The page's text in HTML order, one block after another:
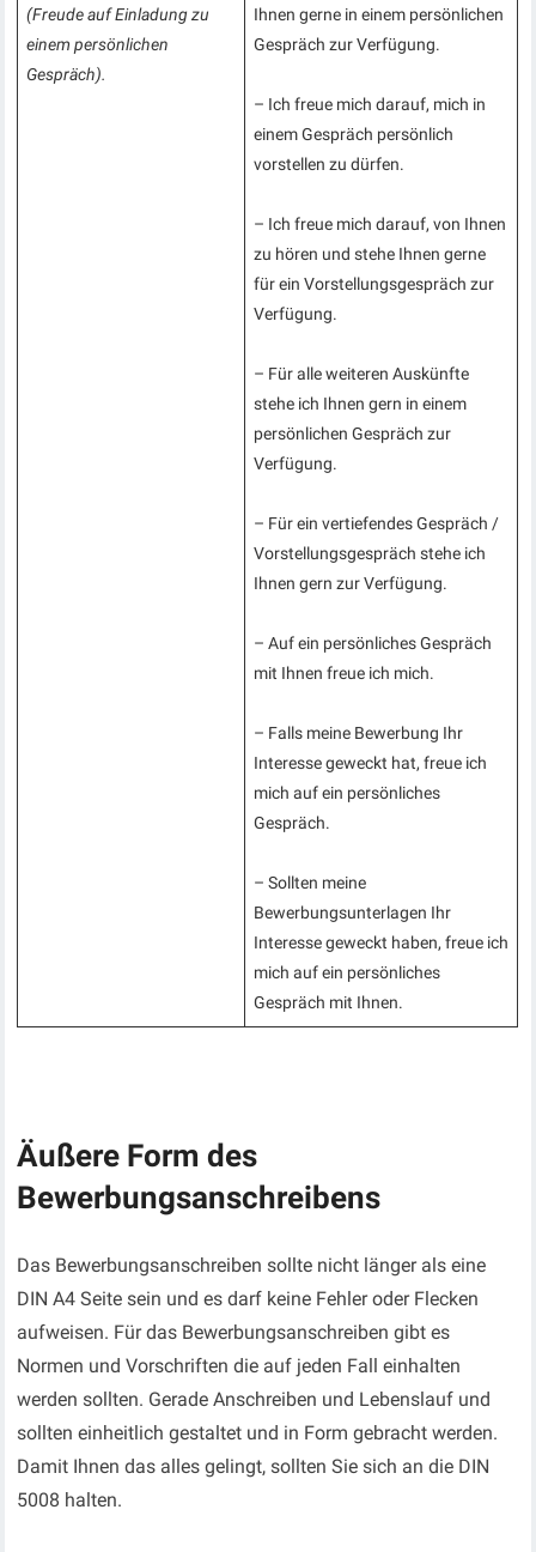
(Freude auf Einladung zu
einem persönlichen
Gespräch).
Ihnen gerne in einem persönlichen
Gespräch zur Verfügung.
– Ich freue mich darauf, mich in
einem Gespräch persönlich
vorstellen zu dürfen.
– Ich freue mich darauf, von Ihnen
zu hören und stehe Ihnen gerne
für ein Vorstellungsgespräch zur
Verfügung.
– Für alle weiteren Auskünfte
stehe ich Ihnen gern in einem
persönlichen Gespräch zur
Verfügung.
– Für ein vertiefendes Gespräch /
Vorstellungsgespräch stehe ich
Ihnen gern zur Verfügung.
– Auf ein persönliches Gespräch
mit Ihnen freue ich mich.
– Falls meine Bewerbung Ihr
Interesse geweckt hat, freue ich
mich auf ein persönliches
Gespräch.
– Sollten meine
Bewerbungsunterlagen Ihr
Interesse geweckt haben, freue ich
mich auf ein persönliches
Gespräch mit Ihnen.
Äußere Form des
Bewerbungsanschreibens
Das Bewerbungsanschreiben sollte nicht länger als eine
DIN A4 Seite sein und es darf keine Fehler oder Flecken
aufweisen. Für das Bewerbungsanschreiben gibt es
Normen und Vorschriften die auf jeden Fall einhalten
werden sollten. Gerade Anschreiben und Lebenslauf und
sollten einheitlich gestaltet und in Form gebracht werden.
Damit Ihnen das alles gelingt, sollten Sie sich an die DIN
5008 halten.